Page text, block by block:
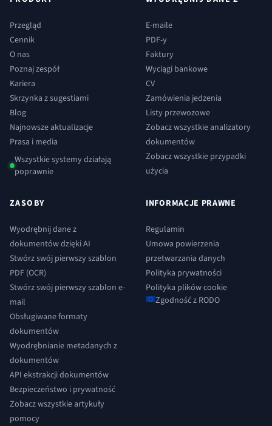
Przegląd
Cennik
O nas
Poznaj zespół
Kariera
Skrzynka z sugestiami
Blog
Najnowsze aktualizacje
Prasa i media
Wszystkie systemy działają
poprawnie
E-maile
PDF-y
Faktury
Wyciągi bankowe
CV
Zamówienia jedzenia
Listy przewozowe
Zobacz wszystkie analizatory
dokumentów
Zobacz wszystkie przypadki
użycia
ZASOBY
Wyodrębnij dane z
dokumentów dzięki AI
Stwórz swój pierwszy szablon
PDF (OCR)
Stwórz swój pierwszy szablon e-
mail
Obsługiwane formaty
dokumentów
Wyodrębnianie metadanych z
dokumentów
API ekstrakcji dokumentów
Bezpieczeństwo i prywatność
Zobacz wszystkie artykuły
pomocy
INFORMACJE PRAWNE
Regulamin
Umowa powierzenia
przetwarzania danych
Polityka prywatności
Polityka plików cookie
Zgodność z RODO